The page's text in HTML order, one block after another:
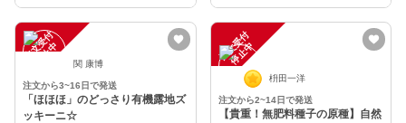
注
文
受
付
停
止
中 関 康博
注文から3~16日で発送
「ほほほ」のどっさり有機露地ズ
ッキーニ☆
注
文
受
付
停
止
中
枡田一洋
注文から2~14日で発送
【貴重！無肥料種子の原種】自然